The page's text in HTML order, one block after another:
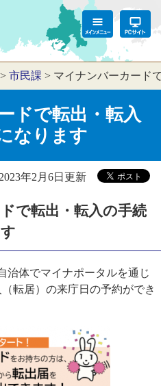
> 市民課 > マイナンバーカード
ドで転出・転入
なります
年2月6日更新
で転出・転入の手続
治体でマイナポータルを通じ
転居）の来庁日の予約ができ